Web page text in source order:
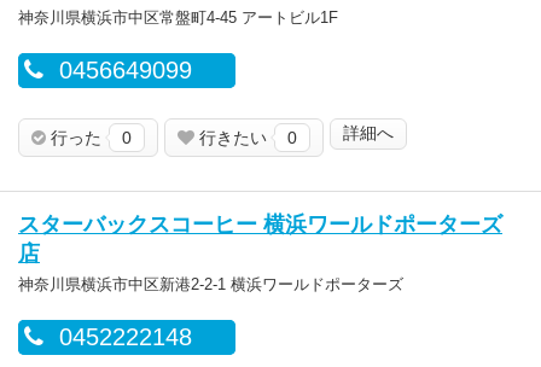
神奈川県横浜市中区常盤町4-45 アートビル1F
0456649099
行った 0 行きたい 0 詳細へ
スターバックスコーヒー 横浜ワールドポーターズ
店
神奈川県横浜市中区新港2-2-1 横浜ワールドポーターズ
0452222148